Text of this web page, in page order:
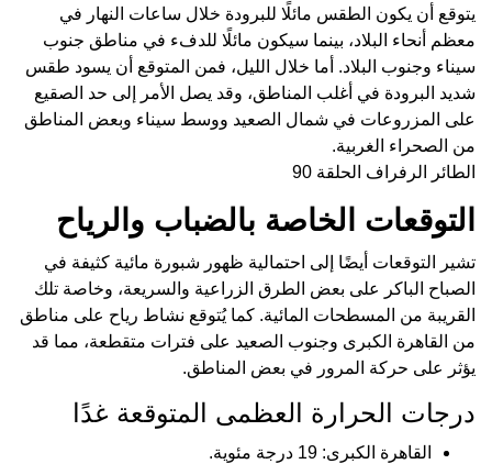
يتوقع أن يكون الطقس مائلًا للبرودة خلال ساعات النهار في
معظم أنحاء البلاد، بينما سيكون مائلًا للدفء في مناطق جنوب
سيناء وجنوب البلاد. أما خلال الليل، فمن المتوقع أن يسود طقس
شديد البرودة في أغلب المناطق، وقد يصل الأمر إلى حد الصقيع
على المزروعات في شمال الصعيد ووسط سيناء وبعض المناطق
من الصحراء الغربية.
الطائر الرفراف الحلقة 90
التوقعات الخاصة بالضباب والرياح
تشير التوقعات أيضًا إلى احتمالية ظهور شبورة مائية كثيفة في
الصباح الباكر على بعض الطرق الزراعية والسريعة، وخاصة تلك
القريبة من المسطحات المائية. كما يُتوقع نشاط رياح على مناطق
من القاهرة الكبرى وجنوب الصعيد على فترات متقطعة، مما قد
يؤثر على حركة المرور في بعض المناطق.
درجات الحرارة العظمى المتوقعة غدًا
القاهرة الكبرى: 19 درجة مئوية.